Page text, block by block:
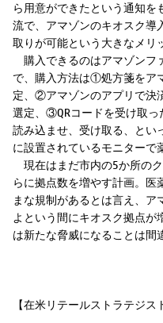
ら用意ができたという通知を
流で、アマゾンのキオスク導
取りが可能という大きなメリ
購入できるのはアマゾンフ
で、購入方法は①処方箋をア
定、②アマゾンのアプリで決
選定、③QRコードを受け取っ
読み込ませ、受け取る、とい
に設置されているモニターで
現在はまだ市内の5か所の
らに拠点数を増やす計画。
まな規制があるとは言え、
よという間にキオスク拠点が
は新たな脅威になることは間
【在米リテールストラテジ